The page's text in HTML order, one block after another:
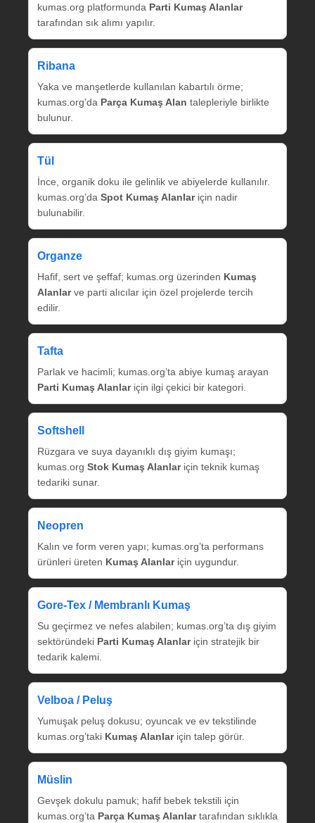
kumas.org platformunda Parti Kumaş Alanlar
tarafından sık alımı yapılır.
Ribana
Yaka ve manşetlerde kullanılan kabartılı örme;
kumas.org’da Parça Kumaş Alan talepleriyle birlikte
bulunur.
Tül
İnce, organik doku ile gelinlik ve abiyelerde kullanılır.
kumas.org’da Spot Kumaş Alanlariçin nadir
bulunabilir.
Organze
Hafif, sert ve şeffaf; kumas.org üzerinden Kumaş
Alanlarve parti alıcılar için özel projelerde tercih
edilir.
Tafta
Parlak ve hacimli; kumas.org’ta abiye kumaş arayan
Parti Kumaş Alanlariçin ilgi çekici bir kategori.
Softshell
Rüzgara ve suya dayanıklı dış giyim kumaşı;
kumas.org Stok Kumaş Alanlariçin teknik kumaş
tedariki sunar.
Neopren
Kalın ve form veren yapı; kumas.org’ta performans
ürünleri üreten Kumaş Alanlariçin uygundur.
Gore‑Tex / Membranlı Kumaş
Su geçirmez ve nefes alabilen; kumas.org’ta dış giyim
sektöründeki Parti Kumaş Alanlariçin stratejik bir
tedarik kalemi.
Velboa / Peluş
Yumuşak peluş dokusu; oyuncak ve ev tekstilinde
kumas.org’taki Kumaş Alanlariçin talep görür.
Müslin
Gevşek dokulu pamuk; hafif bebek tekstili için
kumas.org’ta Parça Kumaş Alanlartarafından sıklıkla